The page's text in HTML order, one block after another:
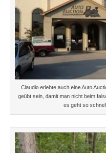
Claudio erlebte auch eine Auto
geübt sein, damit man nicht beim
es geht so